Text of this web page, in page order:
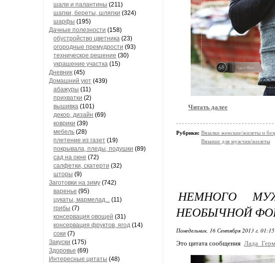
шали и палантины (211)
шапки, береты, шляпки (324)
шарфы (195)
Дачные полезности (158)
обустройство цветника (23)
огородные премудрости (93)
техническое решение (30)
украшение участка (15)
Дневник (45)
Домашний уют (439)
абажуры (11)
прихватки (2)
вышивка (101)
декор, дизайн (69)
коврики (39)
мебель (28)
плетение из газет (19)
покрывала, пледы, подушки (89)
сад на окне (72)
салфетки, скатерти (32)
шторы (9)
Заготовки на зиму (742)
варенье (95)
цукаты, мармелад... (11)
грибы (7)
консервация овощей (31)
консервация фруктов, ягод (14)
соки (7)
Закуски (175)
Здоровье (69)
Интересные цитаты (48)
Читать далее
Рубрики: Вязалки женские/жилеты и
Вязание для мужчин/жилеты
НЕМНОГО
НЕОБЫЧНОЙ
Понедельник, 16 Сентября 2013 г. 01:15
Это цитата сообщения